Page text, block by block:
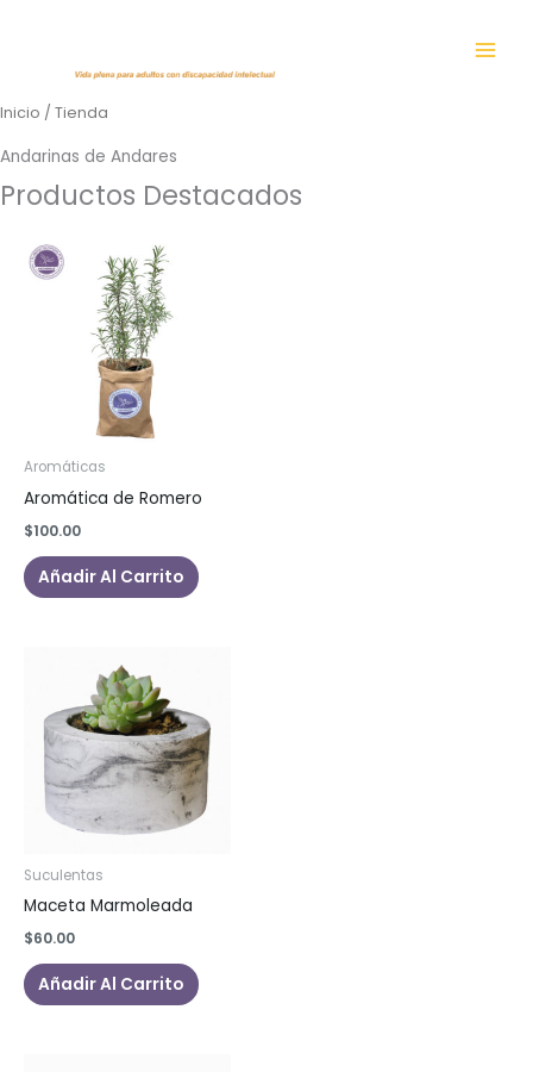
contenido
Inicio / Tienda
Andarinas de Andares
Productos Destacados
Aromáticas
Aromática de Romero
$100.00
Añadir Al Carrito
Suculentas
Maceta Marmoleada
$60.00
Añadir Al Carrito